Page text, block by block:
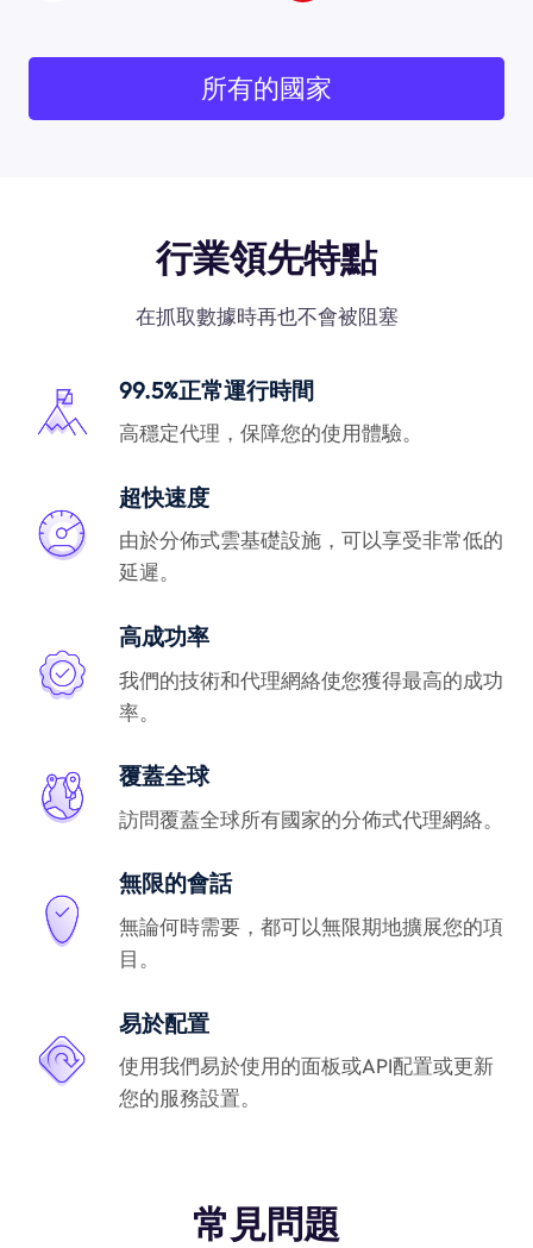
所有的國家
行業領先特點
在抓取數據時再也不會被阻塞
99.5%正常運行時間
高穩定代理，保障您的使用體驗。
超快速度
由於分佈式雲基礎設施，可以享受非常低的
延遲。
高成功率
我們的技術和代理網絡使您獲得最高的成功
率。
覆蓋全球
訪問覆蓋全球所有國家的分佈式代理網絡。
無限的會話
無論何時需要，都可以無限期地擴展您的項
目。
易於配置
使用我們易於使用的面板或API配置或更新
您的服務設置。
常見問題